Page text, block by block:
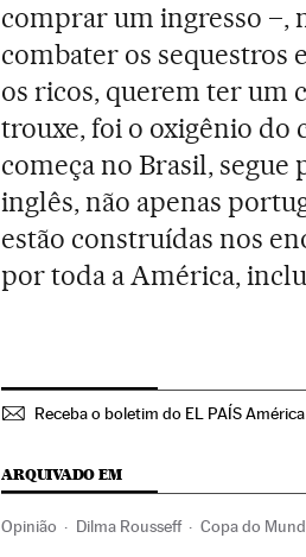
comprar um ingresso –,
combater os sequestros
os ricos, querem ter um
trouxe, foi o oxigênio do
começa no Brasil, segue
inglês, não apenas
estão construídas nos
por toda a América,
Receba o boletim do EL PAÍS América
ARQUIVADO EM
Opinião Dilma Rousseff Copa do